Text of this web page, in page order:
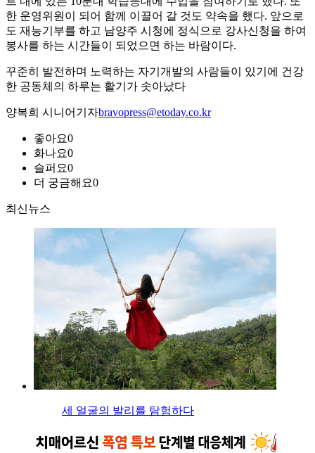
한 운영위원이 되어 함께 이끌어 갈 것도 약속을 했다. 앞으로
도 재능기부를 하고 남양주 시청에 정식으로 강사신청을 하여
봉사를 하는 시간들이 되었으면 하는 바람이다.
꾸준히 발전하며 노력하는 자기개발의 사람들이 있기에 건강
한 공동체의 하루는 활기가 솟아났다
양복희 시니어기자bravopress@etoday.co.kr
좋아요0
화나요0
슬퍼요0
더 궁금해요0
최신뉴스
세 얼굴의 발리를 탐험하다